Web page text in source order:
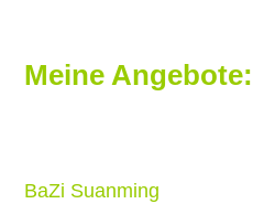
Meine Angebote:
BaZi Suanming